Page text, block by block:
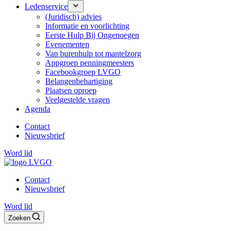
Ledenservice
(Juridisch) advies
Informatie en voorlichting
Eerste Hulp Bij Ongenoegen
Evenementen
Van burenhulp tot mantelzorg
Appgroep penningmeesters
Facebookgroep LVGO
Belangenbehartiging
Plaatsen oproep
Veelgestelde vragen
Agenda
Contact
Nieuwsbrief
Word lid
Contact
Nieuwsbrief
Word lid
Zoeken